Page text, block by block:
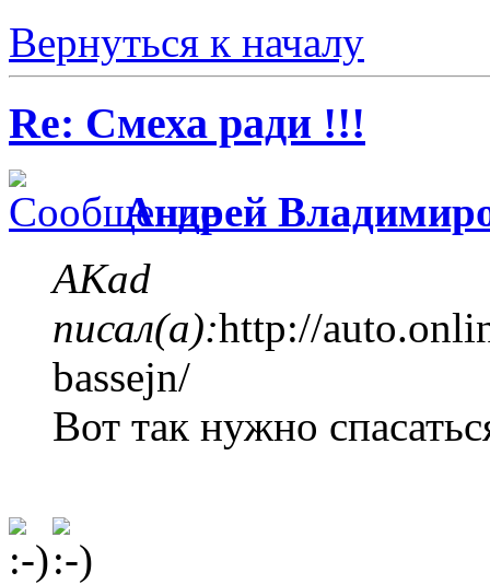
Вернуться к началу
Re: Смеха ради !!!
Андрей
AKad
писал(а):http://
bassejn/
Вот так нужно